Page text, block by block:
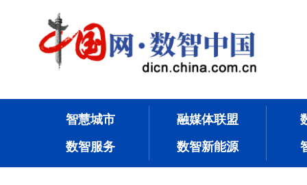
智慧城市 融媒体联盟
数智服务
数智新能源